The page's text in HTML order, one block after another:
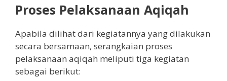
Proses Pelaksanaan Aqiqah
Apabila dilihat dari kegiatannya yang dilakukan
secara bersamaan, serangkaian proses
pelaksanaan aqiqah meliputi tiga kegiatan
sebagai berikut: